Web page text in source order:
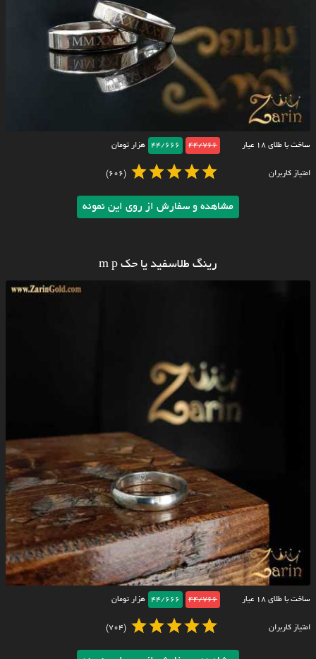
ساخت با طلای ۱۸ عیار 44/766
44/666 هزار تومان
امتیاز کاربران (606)
مشاهده و سفارش از روی این نمونه
رینگ طلاسفید یا حک m p
ساخت با طلای ۱۸ عیار 44/766
44/666 هزار تومان
امتیاز کاربران (704)